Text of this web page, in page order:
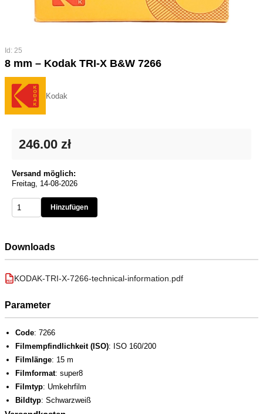
Id: 25
8 mm – Kodak TRI-X B&W 7266
Kodak
246.00 zł
Versand möglich:
Freitag, 14-08-2026
Hinzufügen
Downloads
PDF KODAK-TRI-X-7266-technical-information.pdf
Parameter
Code: 7266
Filmempfindlichkeit (ISO): ISO 160/200
Filmlänge: 15 m
Filmformat: super8
Filmtyp: Umkehrfilm
Bildtyp: Schwarzweiß